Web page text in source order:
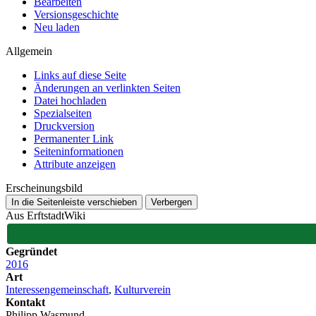
Versionsgeschichte
Neu laden
Allgemein
Links auf diese Seite
Änderungen an verlinkten Seiten
Datei hochladen
Spezialseiten
Druckversion
Permanenter Link
Seiten­­informationen
Attribute anzeigen
Erscheinungsbild
In die Seitenleiste verschieben Verbergen
Aus ErftstadtWiki
Gegründet
2016
Art
Interessengemeinschaft, Kulturverein
Kontakt